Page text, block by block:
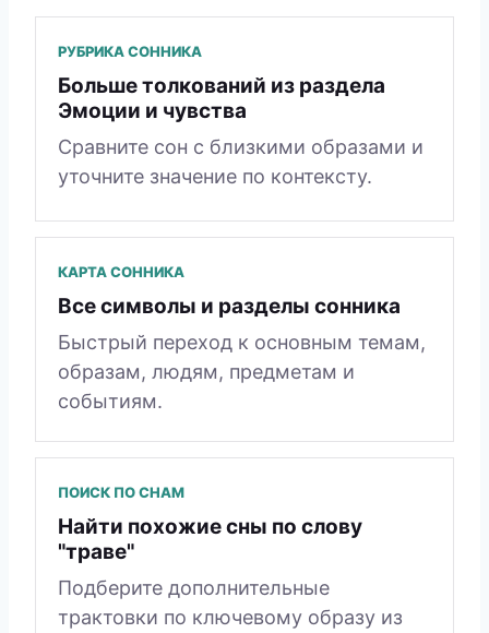
РУБРИКА СОННИКА
Больше толкований из раздела
Эмоции и чувства
Сравните сон с близкими образами и
уточните значение по контексту.
КАРТА СОННИКА
Все символы и разделы сонника
Быстрый переход к основным темам,
образам, людям, предметам и
событиям.
ПОИСК ПО СНАМ
Найти похожие сны по слову
"траве"
Подберите дополнительные
трактовки по ключевому образу из